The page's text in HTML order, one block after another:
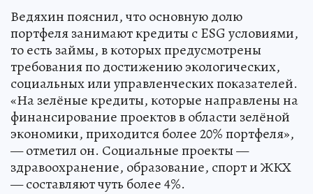
Ведяхин пояснил, что основную долю
портфеля занимают кредиты с ESG условиями,
то есть займы, в которых предусмотрены
требования по достижению экологических,
социальных или управленческих показателей.
«На зелёные кредиты, которые направлены на
финансирование проектов в области зелёной
экономики, приходится более 20% портфеля»,
— отметил он. Социальные проекты —
здравоохранение, образование, спорт и ЖКХ
— составляют чуть более 4%.